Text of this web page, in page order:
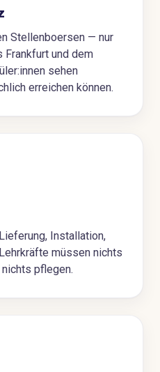
Stellenboersen — nur
und dem
sehen
erreichen können.
Installation,
müssen nichts
pflegen.